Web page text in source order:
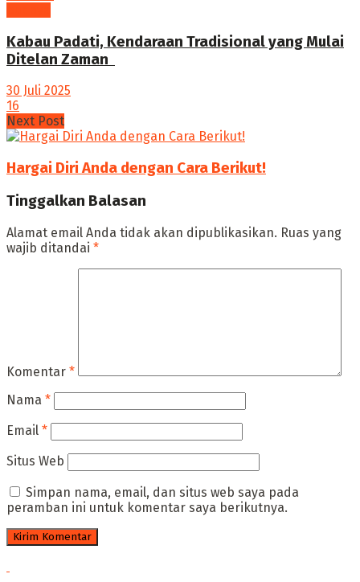
Kabau Padati, Kendaraan Tradisional yang Mulai
Ditelan Zaman ‎
30 Juli 2025
16
Next Post
Hargai Diri Anda dengan Cara Berikut!
Tinggalkan Balasan
Alamat email Anda tidak akan dipublikasikan. Ruas yang
wajib ditandai *
Komentar *
Nama *
Email *
Situs Web
Simpan nama, email, dan situs web saya pada
peramban ini untuk komentar saya berikutnya.